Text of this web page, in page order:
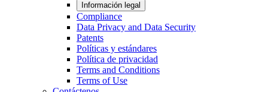
Información legal
Compliance
Data Privacy and Data Security
Patents
Políticas y estándares
Política de privacidad
Terms and Conditions
Terms of Use